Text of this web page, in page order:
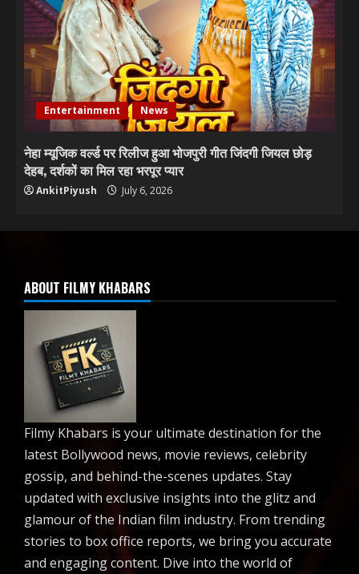
Entertainment News
नेहा म्यूजिक वर्ल्ड पर रिलीज हुआ भोजपुरी गीत जिंदगी जियल छोड़
देहब, दर्शकों का मिल रहा भरपूर प्यार
AnkitPiyush July 6, 2026
ABOUT FILMY KHABARS
Filmy Khabars is your ultimate destination for the
latest Bollywood news, movie reviews, celebrity
gossip, and behind-the-scenes updates. Stay
updated with exclusive insights into the glitz and
glamour of the Indian film industry. From trending
stories to box office reports, we bring you accurate
and engaging content. Dive into the world of